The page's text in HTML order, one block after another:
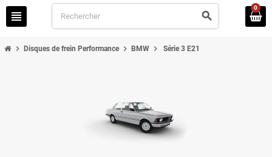
view_headline search
0
chevron_right Disques de frein Performance chevron_right BMW chevron_right Série 3 E21